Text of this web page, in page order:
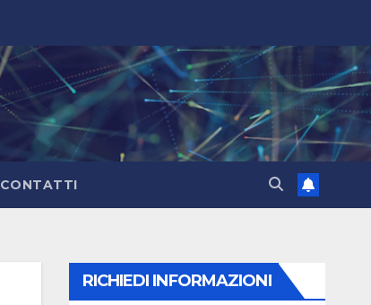
CONTATTI
RICHIEDI INFORMAZIONI